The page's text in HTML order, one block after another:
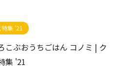
集 '21
こぶおうちごはん コノミ | ク
集 '21